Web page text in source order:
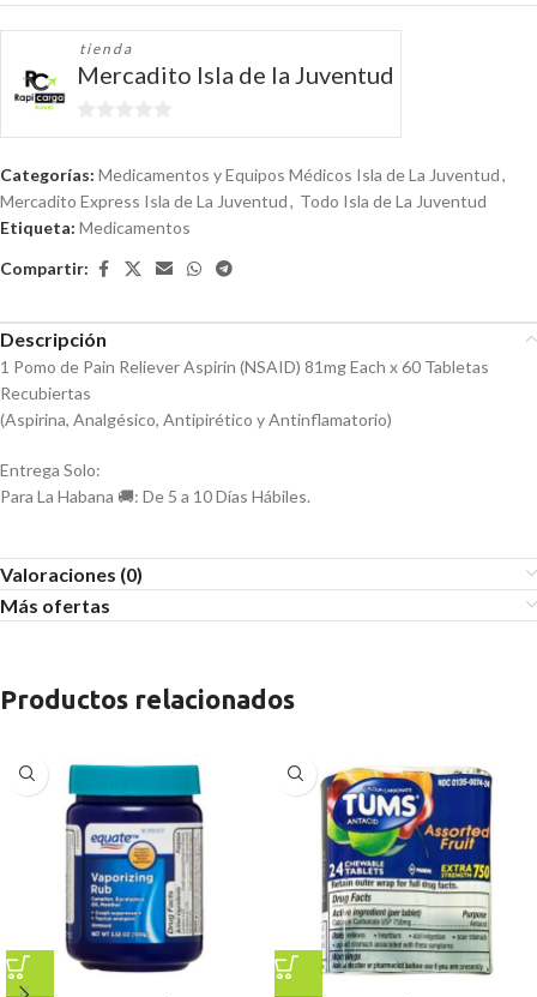
tienda
Mercadito Isla de la Juventud
0
Categorías: Medicamentos y Equipos Médicos Isla de La Juventud,
Mercadito Express Isla de La Juventud, Todo Isla de La Juventud
Etiqueta: Medicamentos
Compartir:
Descripción
1 Pomo de Pain Reliever Aspirin (NSAID) 81mg Each x 60 Tabletas
Recubiertas
(Aspirina, Analgésico, Antipirético y Antinflamatorio)
Entrega Solo:
Para La Habana 🚚: De 5 a 10 Días Hábiles.
Valoraciones (0)
Más ofertas
Productos relacionados